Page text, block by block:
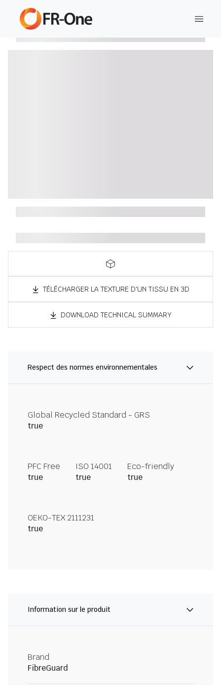
TÉLÉCHARGER LA TEXTURE D'UN TISSU EN 3D
DOWNLOAD TECHNICAL SUMMARY
Respect des normes environnementales
Global Recycled Standard - GRS
true
PFC Free
true
ISO 14001
true
Eco-friendly
true
OEKO-TEX 2111231
true
Information sur le produit
Brand
FibreGuard